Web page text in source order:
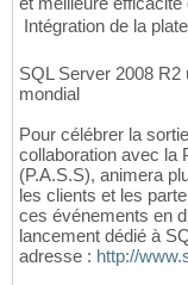
 Intégration de la
SQL Server 2008
mondial
Pour célébrer la
collaboration avec la
(P.A.S.S), animera
les clients et les
ces événements en
lancement dédié à
adresse : http://